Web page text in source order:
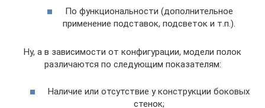
По функциональности (дополнительное
применение подставок, подсветок и т.п.).
Ну, а в зависимости от конфигурации, модели полок
различаются по следующим показателям:
Наличие или отсутствие у конструкции боковых
стенок;